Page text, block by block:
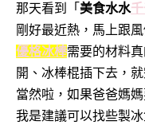
那天看到「 美食水水
剛好最近熱，馬上跟風
優格冰棒需要的材料
開、冰棒棍插下去，
當然啦，如果爸爸媽
我是建議可以找些製